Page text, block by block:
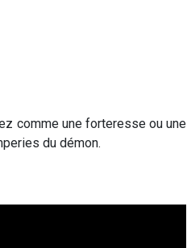
comme une forteresse ou une
du démon.